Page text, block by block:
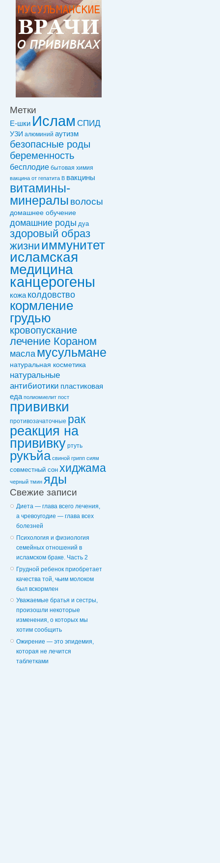
Метки
Е-шки Ислам СПИД
УЗИ алюминий аутизм
безопасные роды
беременность
бесплодие бытовая химия
вакцинa от гепатита В вакцины
витамины-
минералы волосы
домашнее обучение
домашние роды дуа
здоровый образ
жизни иммунитет
исламская
медицина
канцерогены
кожа колдовствo
кормление
грудью
кровопускание
лечение Кораном
масла мусульмане
натуральная косметика
натуральные
антибиотики пластиковая
еда полиомиелит пост
прививки
противозачаточные рак
реакция на
прививку ртуть
рукъйа свиной грипп сиям
совместный сон хиджама
черный тмин яды
Свежие записи
Диета — глава всего лечения,
а чревоугодие — глава всех
болезней
Психология и физиология
семейных отношений в
исламском браке. Часть 2
Грудной ребенок приобретает
качества той, чьим молоком
был вскормлен
Уважаемые братья и сестры,
произошли некоторые
изменения, о которых мы
хотим сообщить
Ожирение — это эпидемия,
которая не лечится
таблетками